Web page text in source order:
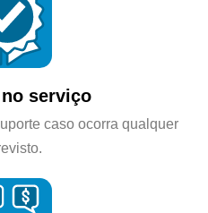
serviço
caso ocorra qualquer